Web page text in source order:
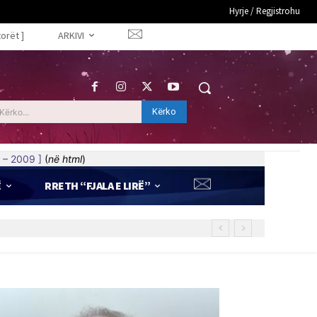
Hyrje / Regjistrohu
] ARKIVI
Kërko
2009 ] (në html)
RRETH “FJALA E LIRË”